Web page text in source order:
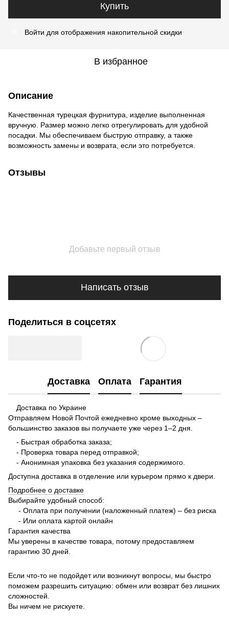
Купить
Войти для отображения накопительной скидки
В избранное
Описание
Качественная турецкая фурнитура, изделие выполненная
вручную. Размер можно легко отрегулировать для удобной
посадки. Мы обеспечиваем быструю отправку, а также
возможность замены и возврата, если это потребуется.
Отзывы
Добавьте первый отзыв
Написать отзыв
Поделиться в соцсетях
Доставка Оплата Гарантия
Доставка по Украине
Отправляем Новой Почтой ежедневно кроме выходных –
большинство заказов вы получаете уже через 1–2 дня.
- Быстрая обработка заказа;
- Проверка товара перед отправкой;
- Анонимная упаковка без указания содержимого.
Доступна доставка в отделение или курьером прямо к двери.
Подробнее о доставке
Выбирайте удобный способ:
- Оплата при получении (наложенный платеж) – без риска
- Или оплата картой онлайн
Гарантия качества
Мы уверены в качестве товара, потому предоставляем
гарантию 30 дней.
Если что-то не подойдет или возникнут вопросы, мы быстро
поможем разрешить ситуацию: обмен или возврат без лишних
сложностей.
Вы ничем не рискуете.